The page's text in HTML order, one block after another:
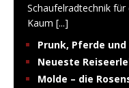
Schaufelradtechnik
Kaum [...]
Prunk, Pferde
Neueste
Molde – die